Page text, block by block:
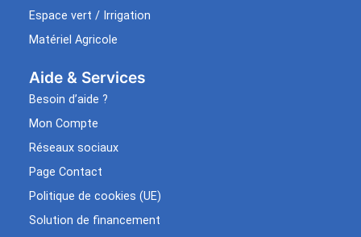
Espace vert / Irrigation
Matériel Agricole
Aide & Services​
Besoin d’aide ?
Mon Compte
Réseaux sociaux
Page Contact
Politique de cookies (UE)
Solution de financement